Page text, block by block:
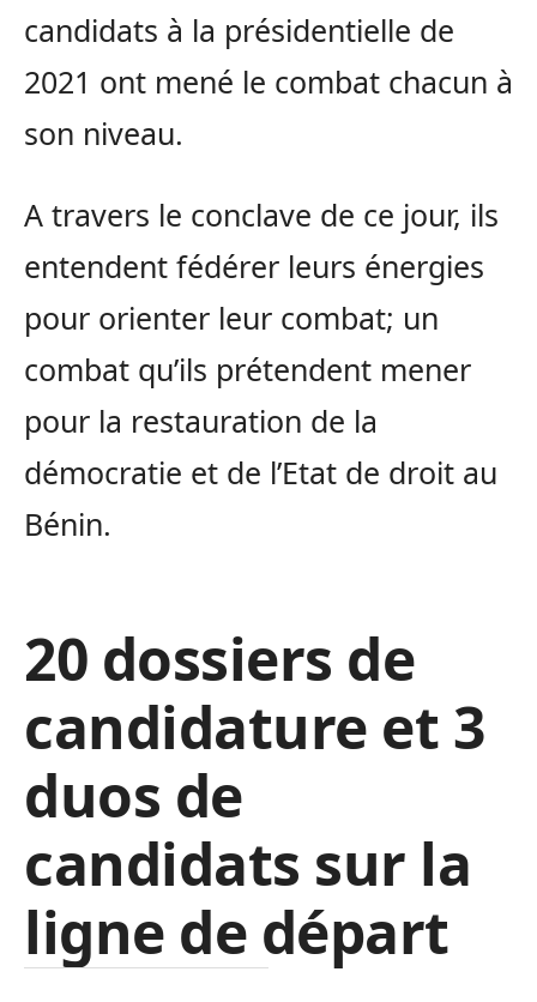
candidats à la présidentielle de
2021 ont mené le combat chacun à
son niveau.
A travers le conclave de ce jour, ils
entendent fédérer leurs énergies
pour orienter leur combat; un
combat qu’ils prétendent mener
pour la restauration de la
démocratie et de l’Etat de droit au
Bénin.
20 dossiers de
candidature et 3
duos de
candidats sur la
ligne de départ